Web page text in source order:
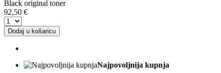
Black original toner
92,50 €
Dodaj u košaricu
Najpovoljnija kupnja